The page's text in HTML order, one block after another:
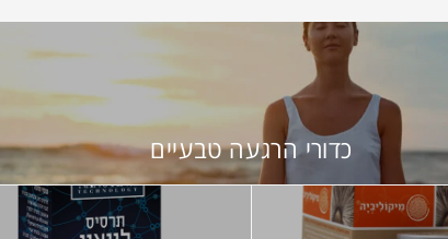
כדורי הרגעה טבעיים